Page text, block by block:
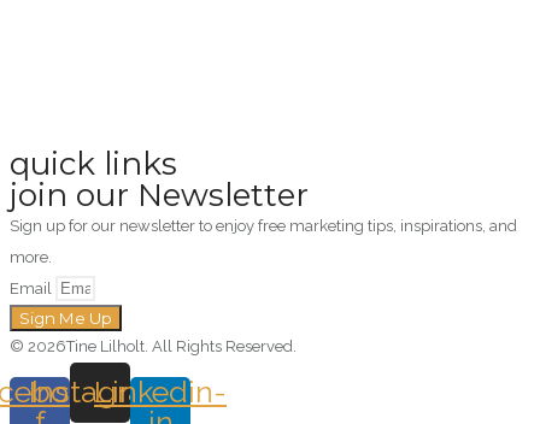
quick links
join our Newsletter
Sign up for our newsletter to enjoy free marketing tips, inspirations, and
more.
Email
Sign Me Up
© 2026Tine Lilholt. All Rights Reserved.
Instagram
Linkedin-